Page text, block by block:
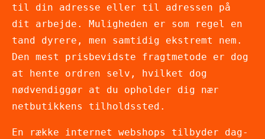
til din adresse eller til adressen på
dit arbejde. Muligheden er som regel en
tand dyrere, men samtidig ekstremt nem.
Den mest prisbevidste fragtmetode er dog
at hente ordren selv, hvilket dog
nødvendiggør at du opholder dig nær
netbutikkens tilholdssted.
En række internet webshops tilbyder dag-